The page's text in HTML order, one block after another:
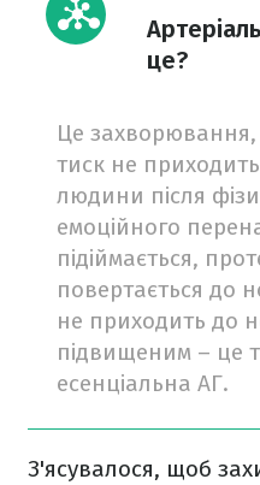
це?
Це захворювання,
тиск не
людини після
емоційного
підіймається,
повертається до
не приходить до
підвищеним – це
есенціальна АГ.
З'ясувалося, щоб